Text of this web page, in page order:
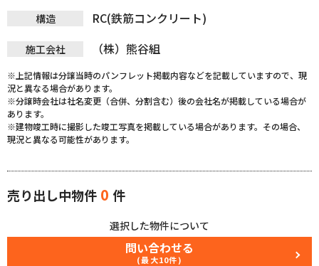
構造 RC(鉄筋コンクリート)
施工会社 （株）熊谷組
※上記情報は分譲当時のパンフレット掲載内容などを記載していますので、現
況と異なる場合があります。
※分譲時会社は社名変更（合併、分割含む）後の会社名が掲載している場合が
あります。
※建物竣工時に撮影した竣工写真を掲載している場合があります。その場合、
現況と異なる可能性があります。
売り出し中物件 0 件
選択した物件について
問い合わせる
(最大10件)